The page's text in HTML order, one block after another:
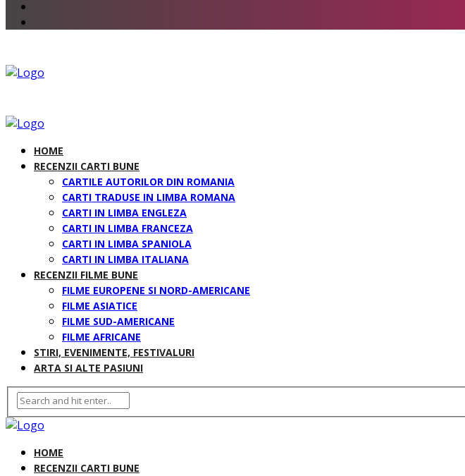
HOME
RECENZII CARTI BUNE
CARTILE AUTORILOR DIN ROMANIA
CARTI TRADUSE IN LIMBA ROMANA
CARTI IN LIMBA ENGLEZA
CARTI IN LIMBA FRANCEZA
CARTI IN LIMBA SPANIOLA
CARTI IN LIMBA ITALIANA
RECENZII FILME BUNE
FILME EUROPENE SI NORD-AMERICANE
FILME ASIATICE
FILME SUD-AMERICANE
FILME AFRICANE
STIRI, EVENIMENTE, FESTIVALURI
ARTA SI ALTE PASIUNI
HOME
RECENZII CARTI BUNE